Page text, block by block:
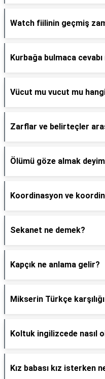
Watch fiilinin geçmiş
Kurbağa bulmaca cevabı
Vücut mu vucut mu
Zarflar ve belirteçler
Ölümü göze almak
Koordinasyon ve
Sekanet ne demek?
Kapçık ne anlama gelir?
Mikserin Türkçe
Koltuk ingilizcede nasıl
Kız babası kız isterken